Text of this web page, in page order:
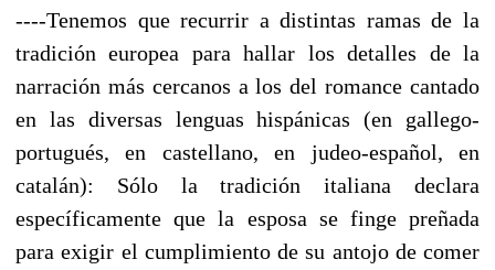
----Tenemos que recurrir a distintas ramas de la
tradición europea para hallar los detalles de la
narración más cercanos a los del romance cantado
en las diversas lenguas hispánicas (en gallego-
portugués, en castellano, en judeo-español, en
catalán): Sólo la tradición italiana declara
específicamente que la esposa se finge preñada
para exigir el cumplimiento de su antojo de comer